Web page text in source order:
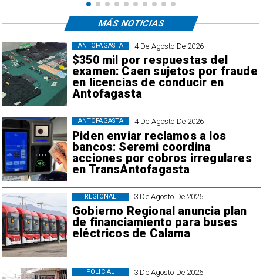
4 De Agosto De 2026
$350 mil por respuestas del
examen: Caen sujetos por fraude
en licencias de conducir en
Antofagasta
ANTOFAGASTA
4 De Agosto De 2026
Piden enviar reclamos a los
bancos: Seremi coordina
acciones por cobros irregulares
en TransAntofagasta
ANTOFAGASTA
3 De Agosto De 2026
Gobierno Regional anuncia plan
de financiamiento para buses
eléctricos de Calama
REGIONAL
3 De Agosto De 2026
POLICIAL
MÁS NOTICIAS